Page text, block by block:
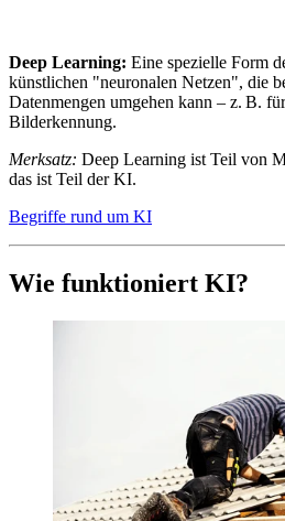
Deep Learning: Eine spezielle Form
künstlichen "neuronalen Netzen", die
Datenmengen umgehen kann – z. B.
Bilderkennung.
Merksatz: Deep Learning ist Teil von
das ist Teil der KI.
Begriffe rund um KI
Wie funktioniert KI?